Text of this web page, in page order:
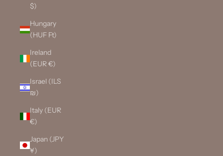
$)
Hungary
(HUF Ft)
Ireland
(EUR €)
Israel (ILS
₪)
Italy (EUR
€)
Japan (JPY
¥)